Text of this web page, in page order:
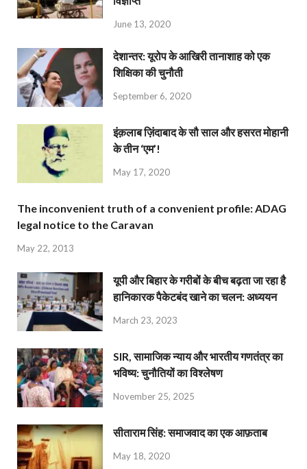
June 13, 2020
देशान्‍तर: यूरोप के आखिरी तानाशाह को एक
शिक्षिका की चुनौती
September 6, 2020
इंक़लाब ज़िंदाबाद के सौ साल और हसरत मोहानी
के तीन ‘एम’!
May 17, 2020
The inconvenient truth of a convenient profile: ADAG
legal notice to the Caravan
May 22, 2013
यूपी और बिहार के गरीबों के बीच बढ़ता जा रहा है
हानिकारक पैकेटबंद खाने का चलन: अध्ययन
March 23, 2023
SIR, सामाजिक न्याय और भारतीय गणतंत्र का
भविष्य: चुनौतियों का विश्लेषण
November 25, 2025
सीताराम सिंह: समाजवाद का एक आफ़ताब
May 18, 2020